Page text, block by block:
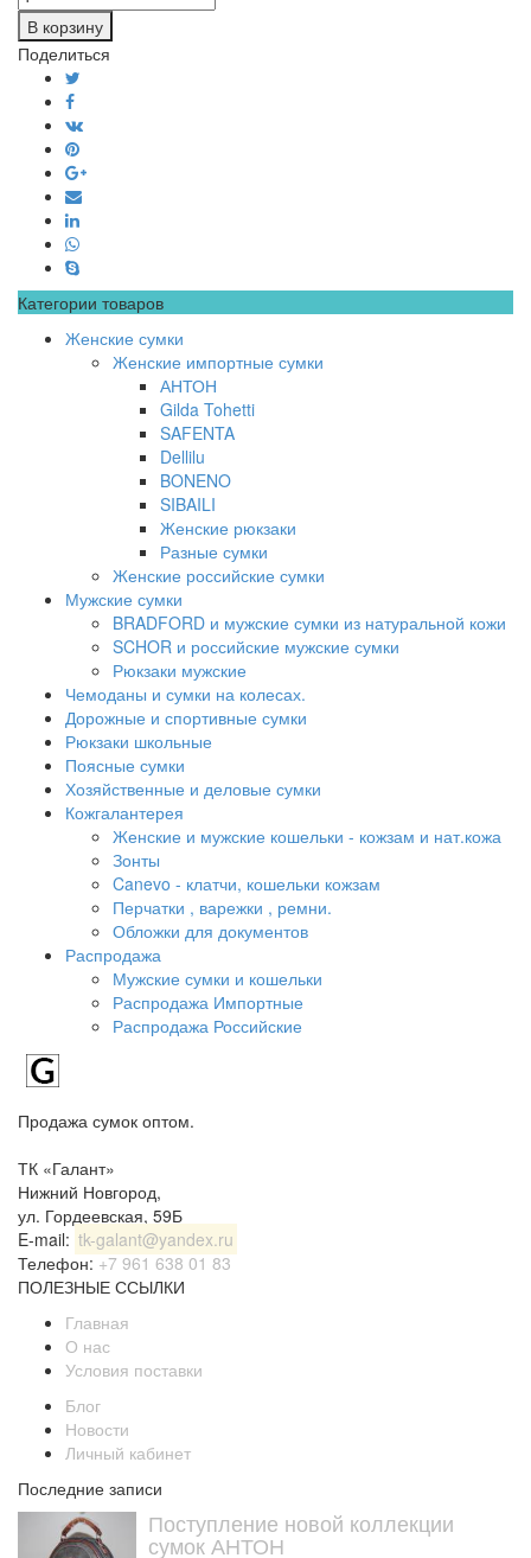
В корзину
Поделиться
Категории товаров
Женские сумки
Женские импортные сумки
АНТОН
Gilda Tohetti
SAFENTA
Dellilu
BONENO
SIBAILI
Женские рюкзаки
Разные сумки
Женские российские сумки
Мужские сумки
BRADFORD и мужские сумки из натуральной кожи
SCHOR и российские мужские сумки
Рюкзаки мужские
Чемоданы и сумки на колесах.
Дорожные и спортивные сумки
Рюкзаки школьные
Поясные сумки
Хозяйственные и деловые сумки
Кожгалантерея
Женские и мужские кошельки - кожзам и нат.кожа
Зонты
Canevo - клатчи, кошельки кожзам
Перчатки , варежки , ремни.
Обложки для документов
Распродажа
Мужские сумки и кошельки
Распродажа Импортные
Распродажа Российские
Продажа сумок оптом.
ТК «Галант»
Нижний Новгород,
ул. Гордеевская, 59Б
E-mail: tk-galant@yandex.ru
Телефон: +7 961 638 01 83
ПОЛЕЗНЫЕ ССЫЛКИ
Главная
О нас
Условия поставки
Блог
Новости
Личный кабинет
Последние записи
Поступление новой коллекции
сумок АНТОН